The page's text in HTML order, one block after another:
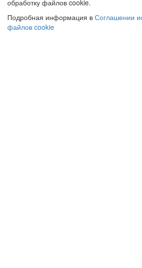
обработку файлов cookie.
Подробная информация в Соглашении
файлов cookie